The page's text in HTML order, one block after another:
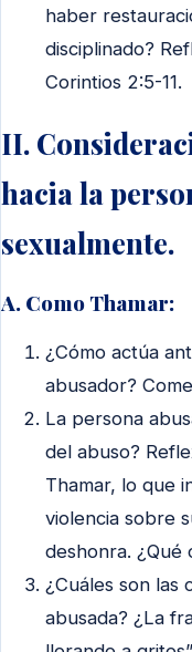
haber
disciplinado?
Corintios 2:5-11.
II.
hacia la
sexualmente.
A. Como Thamar:
¿Cómo actúa
abusador?
La persona
del abuso?
Thamar, lo que
violencia sobre
deshonra. ¿Qué
¿Cuáles son las
abusada? ¿La